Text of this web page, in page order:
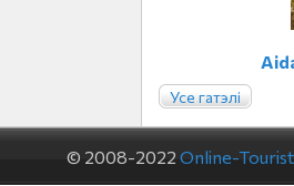
Усе гатэлі
© 2008-2022 Online-